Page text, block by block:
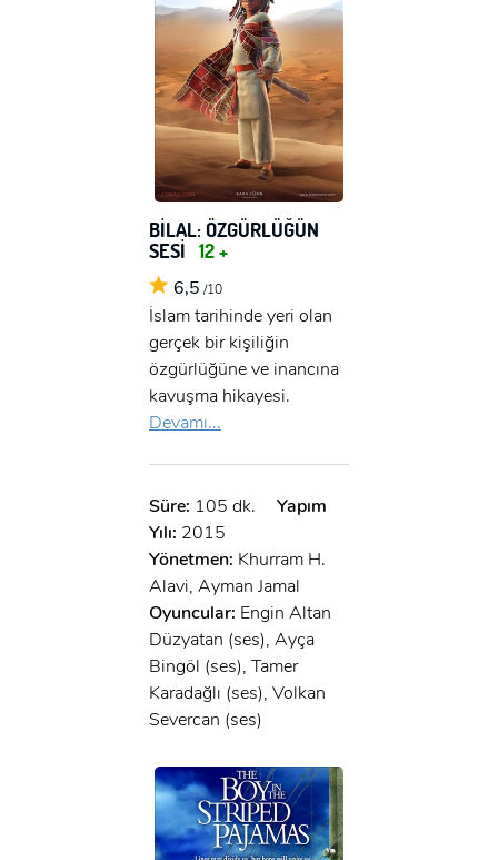
BİLAL: ÖZGÜRLÜĞÜN
SESİ 12 +
6,5 /10
İslam tarihinde yeri olan
gerçek bir kişiliğin
özgürlüğüne ve inancına
kavuşma hikayesi.
Devamı...
Süre: 105 dk.
Yapım
Yılı: 2015
Yönetmen: Khurram H.
Alavi, Ayman Jamal
Oyuncular: Engin Altan
Düzyatan (ses), Ayça
Bingöl (ses), Tamer
Karadağlı (ses), Volkan
Severcan (ses)